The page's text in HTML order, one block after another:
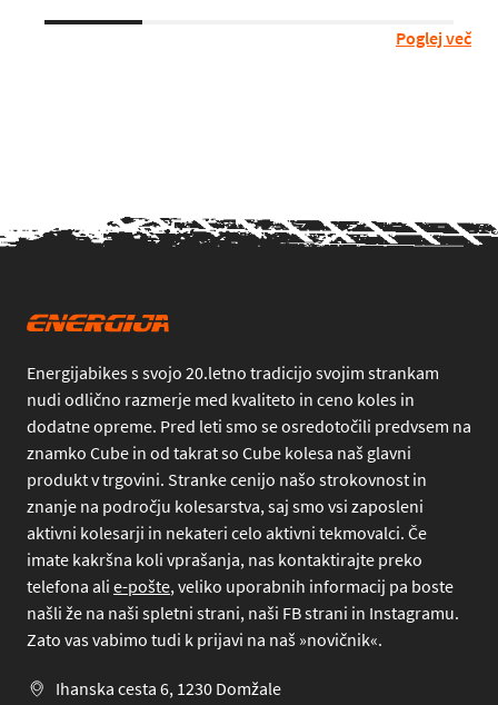
Poglej več
Energijabikes s svojo 20.letno tradicijo svojim strankam
nudi odlično razmerje med kvaliteto in ceno koles in
dodatne opreme. Pred leti smo se osredotočili predvsem na
znamko Cube in od takrat so Cube kolesa naš glavni
produkt v trgovini. Stranke cenijo našo strokovnost in
znanje na področju kolesarstva, saj smo vsi zaposleni
aktivni kolesarji in nekateri celo aktivni tekmovalci. Če
imate kakršna koli vprašanja, nas kontaktirajte preko
telefona ali e-pošte, veliko uporabnih informacij pa boste
našli že na naši spletni strani, naši FB strani in Instagramu.
Zato vas vabimo tudi k prijavi na naš »novičnik«.
Ihanska cesta 6, 1230 Domžale